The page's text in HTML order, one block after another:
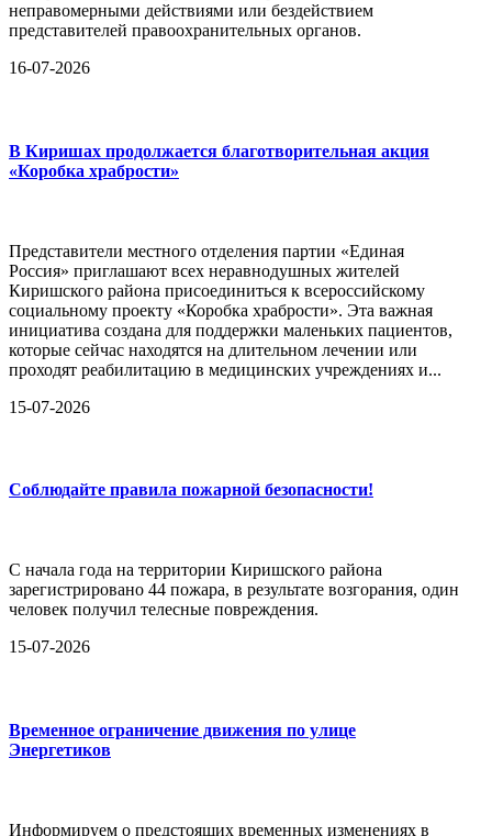
неправомерными действиями или бездействием
представителей правоохранительных органов.
16-07-2026
В Киришах продолжается благотворительная акция
«Коробка храбрости»
Представители местного отделения партии «Единая
Россия» приглашают всех неравнодушных жителей
Киришского района присоединиться к всероссийскому
социальному проекту «Коробка храбрости». Эта важная
инициатива создана для поддержки маленьких пациентов,
которые сейчас находятся на длительном лечении или
проходят реабилитацию в медицинских учреждениях и...
15-07-2026
Соблюдайте правила пожарной безопасности!
С начала года на территории Киришского района
зарегистрировано 44 пожара, в результате возгорания, один
человек получил телесные повреждения.
15-07-2026
Временное ограничение движения по улице
Энергетиков
Информируем о предстоящих временных изменениях в